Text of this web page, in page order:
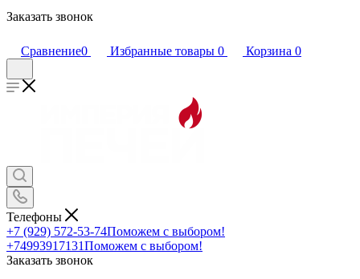
Заказать звонок
Сравнение0 Избранные товары 0 Корзина 0
Телефоны
+7 (929) 572-53-74Поможем с выбором!
+74993917131Поможем с выбором!
Заказать звонок